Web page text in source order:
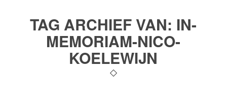
TAG ARCHIEF VAN: IN-
MEMORIAM-NICO-
KOELEWIJN